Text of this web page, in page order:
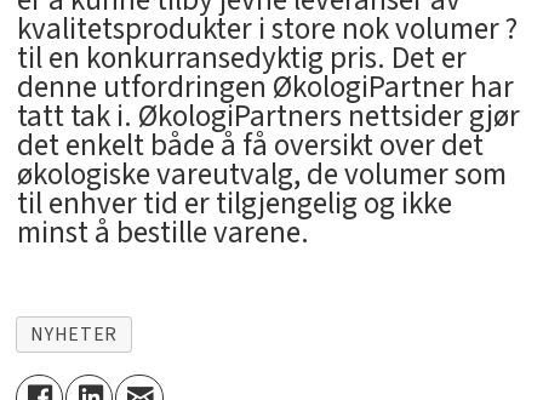
kvalitetsprodukter i store nok volumer ?
til en konkurransedyktig pris. Det er
denne utfordringen ØkologiPartner har
tatt tak i. ØkologiPartners nettsider gjør
det enkelt både å få oversikt over det
økologiske vareutvalg, de volumer som
til enhver tid er tilgjengelig og ikke
minst å bestille varene.
NYHETER